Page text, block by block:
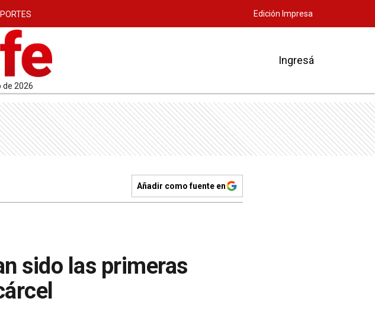
Edición Impresa
de 2026
Ingresá
Añadir como fuente en
sido las primeras